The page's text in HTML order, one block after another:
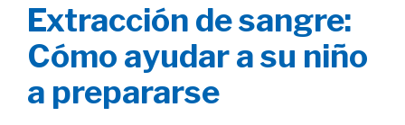
Extracción de sangre:
Cómo ayudar a su niño
a prepararse